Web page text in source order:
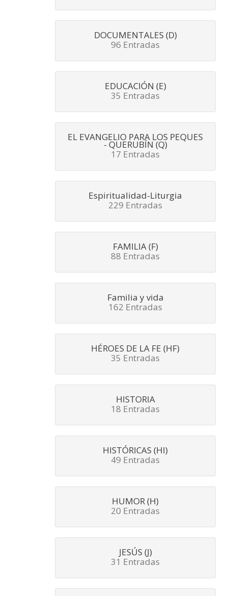
DOCUMENTALES (D)
96 Entradas
EDUCACIÓN (E)
35 Entradas
EL EVANGELIO PARA LOS PEQUES
- QUERUBÍN (Q)
17 Entradas
Espiritualidad-Liturgia
229 Entradas
FAMILIA (F)
88 Entradas
Familia y vida
162 Entradas
HÉROES DE LA FE (HF)
35 Entradas
HISTORIA
18 Entradas
HISTÓRICAS (HI)
49 Entradas
HUMOR (H)
20 Entradas
JESÚS (J)
31 Entradas